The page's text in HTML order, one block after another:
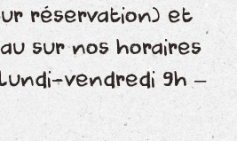
réservation) et
sur nos horaires
vendredi 9h –